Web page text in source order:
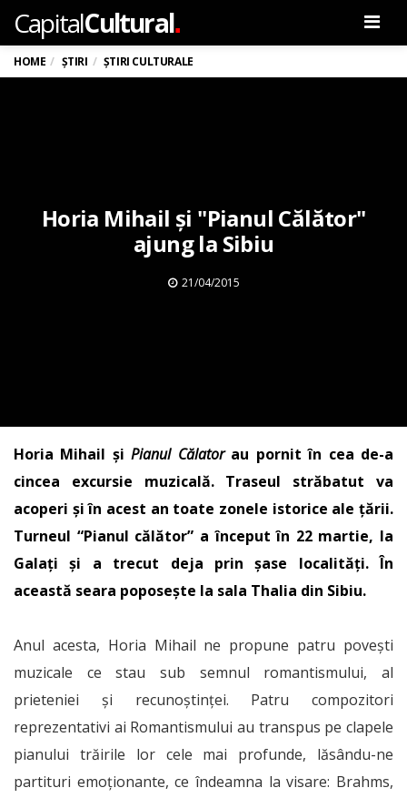
CapitalCultural.
HOME ȘTIRI ȘTIRI CULTURALE
Horia Mihail și "Pianul Călător"
ajung la Sibiu
21/04/2015
Horia Mihail șiPianul Călatorau pornit în cea de-a
cincea excursie muzicală. Traseul străbatut va
acoperi și în acest an toate zonele istorice ale țării.
Turneul “Pianul călător” a început în 22 martie, la
Galați și a trecut deja prin șase localități. În
această seara poposește la sala Thalia din Sibiu.
Anul acesta, Horia Mihail ne propune patru povești
muzicale ce stau sub semnul romantismului, al
prieteniei și recunoștinței. Patru compozitori
reprezentativi ai Romantismului au transpus pe clapele
pianului trăirile lor cele mai profunde, lăsându-ne
partituri emoționante, ce îndeamna la visare: Brahms,